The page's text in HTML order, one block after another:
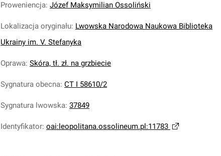
Proweniencja: Józef Maksymilian Ossoliński
Lokalizacja oryginału: Lwowska Narodowa Naukowa Biblioteka
Ukrainy im. V. Stefanyka
Oprawa: Skóra, tł. zł. na grzbiecie
Sygnatura obecna: CT I 58610/2
Sygnatura lwowska: 37849
Identyfikator: oai:leopolitana.ossolineum.pl:11783